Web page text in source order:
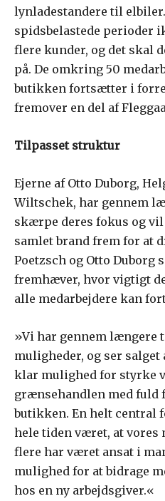
lynladestandere til
spidsbelastede perioder
flere kunder, og det skal
på. De omkring 50
butikken fortsætter i
fremover en del af
Tilpasset struktur
Ejerne af Otto Duborg,
Wiltschek, har gennem
skærpe deres fokus og
samlet brand frem for at
Poetzsch og Otto Duborg
fremhæver, hvor vigtigt
alle medarbejdere kan
»Vi har gennem længere
muligheder, og ser salget
klar mulighed for styrke
grænsehandlen med fuld
butikken. En helt central
hele tiden været, at vores
flere har været ansat i
mulighed for at bidrage
hos en ny arbejdsgiver.«